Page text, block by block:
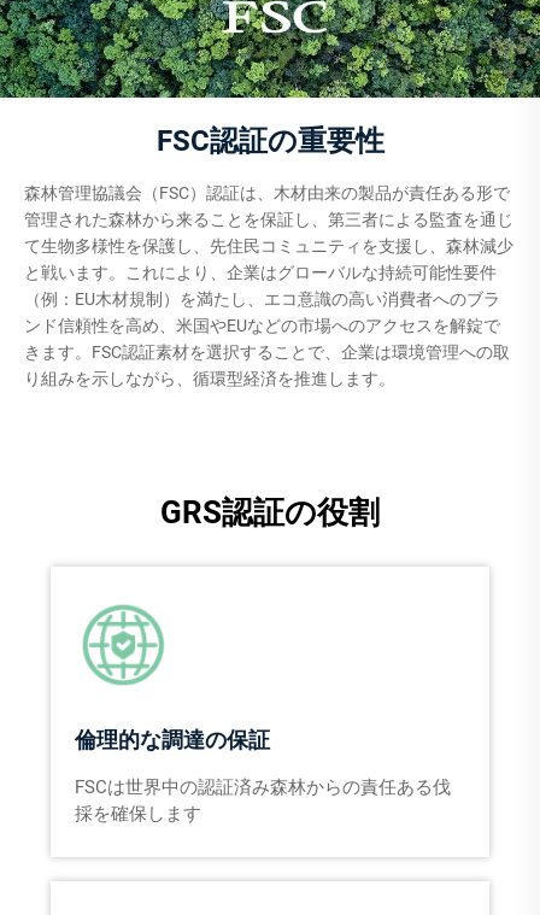
FSC認証の重要性
森林管理協議会（FSC）認証は、木材由来の製品が責任ある形で
管理された森林から来ることを保証し、第三者による監査を通じ
て生物多様性を保護し、先住民コミュニティを支援し、森林減少
と戦います。これにより、企業はグローバルな持続可能性要件
（例：EU木材規制）を満たし、エコ意識の高い消費者へのブラ
ンド信頼性を高め、米国やEUなどの市場へのアクセスを解錠で
きます。FSC認証素材を選択することで、企業は環境管理への取
り組みを示しながら、循環型経済を推進します。
GRS認証の役割
倫理的な調達の保証
FSCは世界中の認証済み森林からの責任ある伐
採を確保します